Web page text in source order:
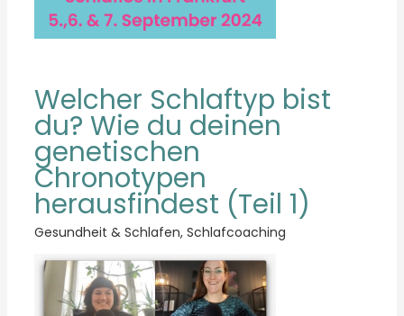
Welcher Schlaftyp bist
du? Wie du deinen
genetischen
Chronotypen
herausfindest (Teil 1)
Gesundheit & Schlafen, Schlafcoaching